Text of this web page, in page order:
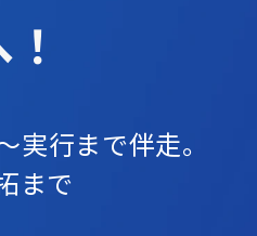
実行まで伴走。
まで